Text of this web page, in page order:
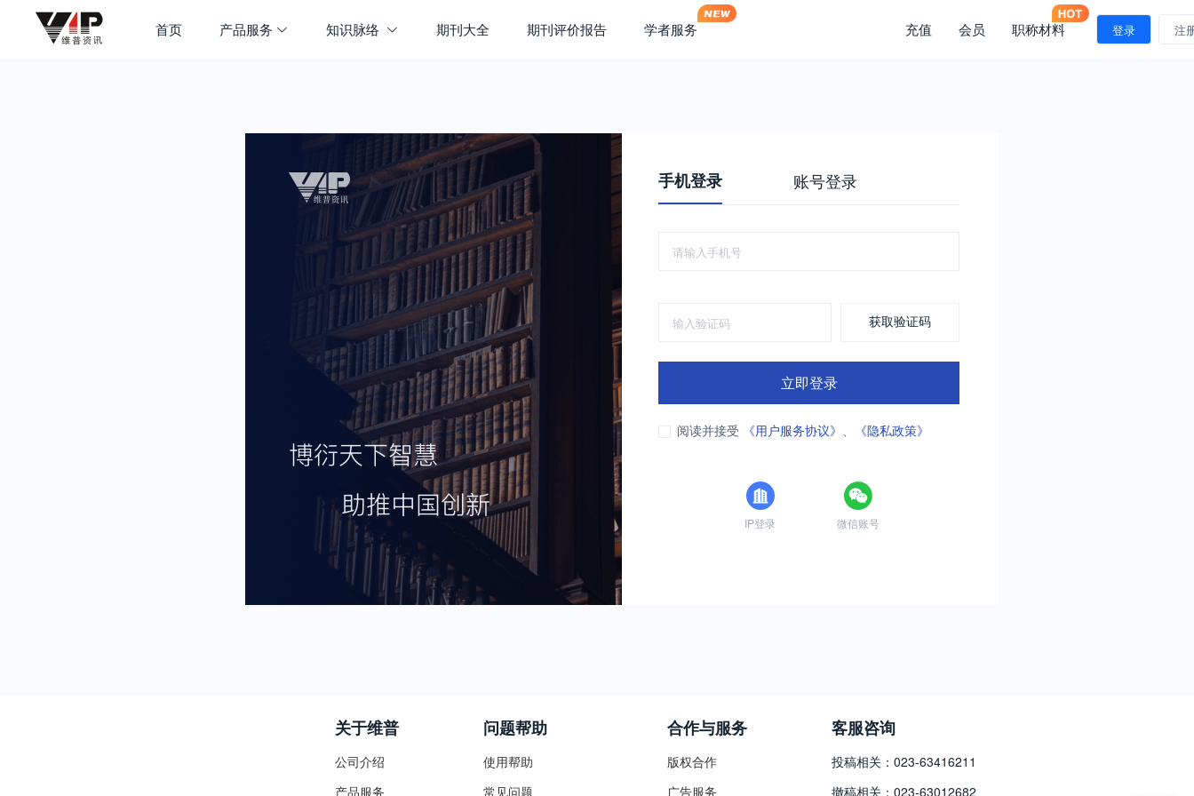
首页 产品服务 知识脉络 期刊大全 期刊评价报告 学者服务 充值 会员 职称材料 登录 注
手机登录 账号登录
获取验证码
立即登录
阅读并接受 《用户服务协议》 、 《隐私政策》
IP登录 微信账号
关于维普
公司介绍
产品服务
问题帮助
使用帮助
常见问题
合作与服务
版权合作
广告服务
客服咨询
投稿相关：023-63416211
撤稿相关：023-63012682